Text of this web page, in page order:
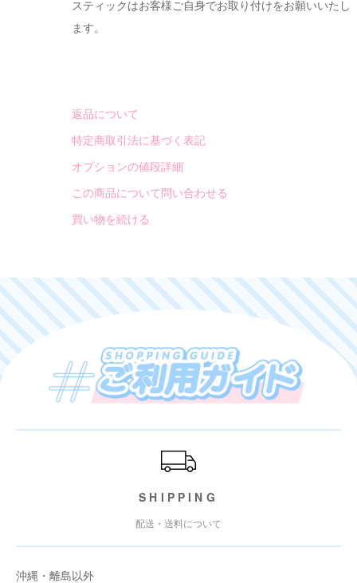
スティックはお客様ご自身でお取り付けをお願いいたし
ます。
返品について
特定商取引法に基づく表記
オプションの値段詳細
この商品について問い合わせる
買い物を続ける
SHIPPING
配送・送料について
沖縄・離島以外